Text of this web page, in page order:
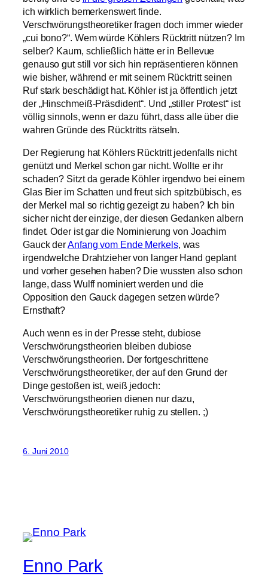
ich wirklich bemerkenswert finde.
Verschwörungstheoretiker fragen doch immer wieder
„cui bono?“. Wem würde Köhlers Rücktritt nützen? Im
selber? Kaum, schließlich hätte er in Bellevue
genauso gut still vor sich hin repräsentieren können
wie bisher, während er mit seinem Rücktritt seinen
Ruf stark beschädigt hat. Köhler ist ja öffentlich jetzt
der „Hinschmeiß-Präsdident“. Und „stiller Protest“ ist
völlig sinnols, wenn er dazu führt, dass alle über die
wahren Gründe des Rücktritts rätseln.
Der Regierung hat Köhlers Rücktritt jedenfalls nicht
genützt und Merkel schon gar nicht. Wollte er ihr
schaden? Sitzt da gerade Köhler irgendwo bei einem
Glas Bier im Schatten und freut sich spitzbübisch, es
der Merkel mal so richtig gezeigt zu haben? Ich bin
sicher nicht der einzige, der diesen Gedanken albern
findet. Oder ist gar die Nominierung von Joachim
Gauck derAnfang vom Ende Merkels, was
irgendwelche Drahtzieher von langer Hand geplant
und vorher gesehen haben? Die wussten also schon
lange, dass Wulff nominiert werden und die
Opposition den Gauck dagegen setzen würde?
Ernsthaft?
Auch wenn es in der Presse steht, dubiose
Verschwörungstheorien bleiben dubiose
Verschwörungstheorien. Der fortgeschrittene
Verschwörungstheoretiker, der auf den Grund der
Dinge gestoßen ist, weiß jedoch:
Verschwörungstheorien dienen nur dazu,
Verschwörungstheoretiker ruhig zu stellen. ;)
6. Juni 2010
Enno Park